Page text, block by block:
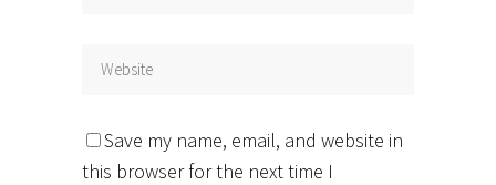
Save my name, email, and website in
this browser for the next time I